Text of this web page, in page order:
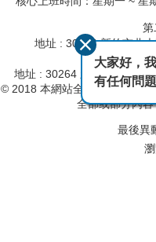
第
地址 : 30044 新竹市北
桃竹
地址 : 30264 新竹縣竹北市
© 2018 本網站全部圖文版權係
全部或部分內
最後異
大家好，
有任何問